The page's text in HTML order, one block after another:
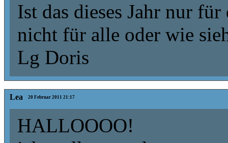
Ist das dieses Jahr nur
nicht für alle oder wie
Lg Doris
Lea 20 Februar 2011 21:17
HALLOOOO!